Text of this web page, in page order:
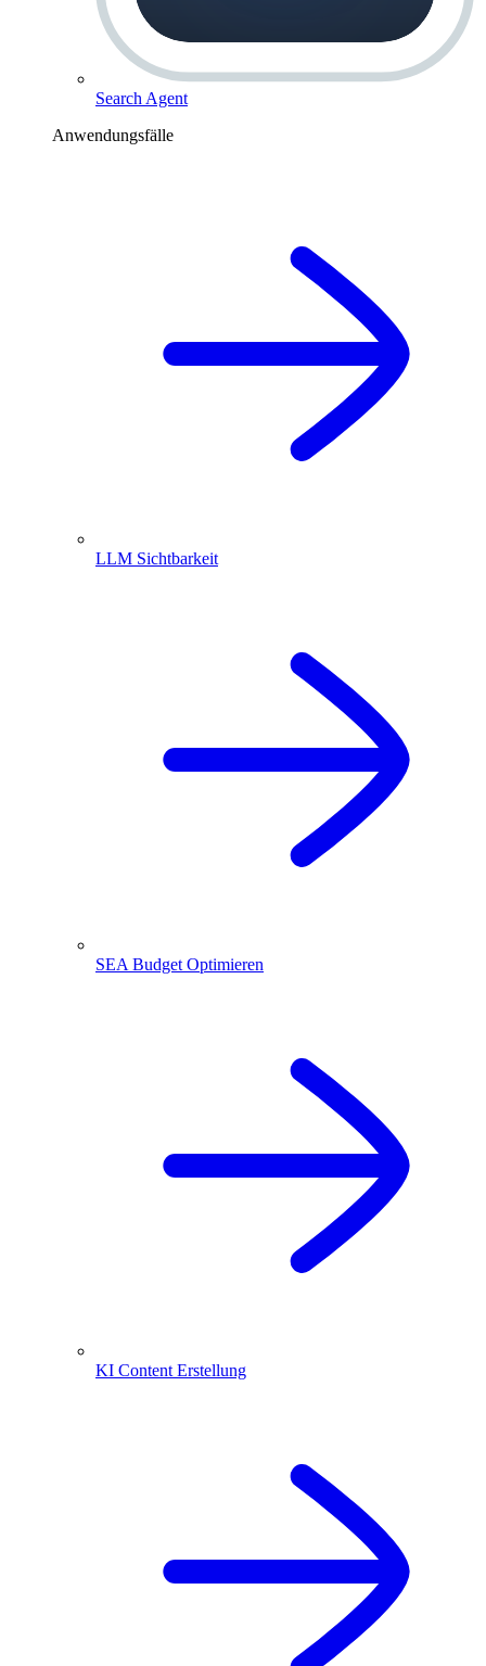
Search Agent
Anwendungsfälle
LLM Sichtbarkeit
SEA Budget Optimieren
KI Content Erstellung